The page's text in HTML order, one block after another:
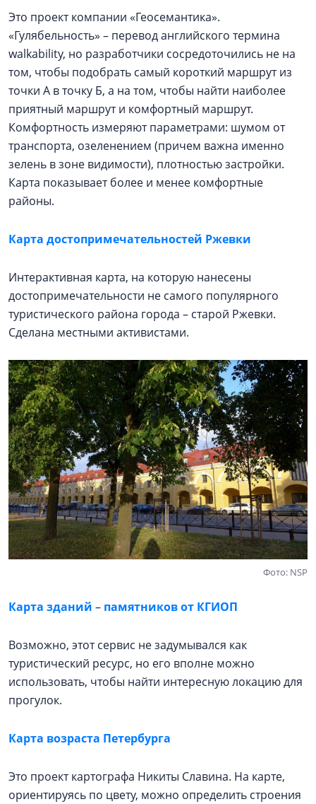
Это проект компании «Геосемантика».
«Гулябельность» – перевод английского термина
walkability, но разработчики сосредоточились не на
том, чтобы подобрать самый короткий маршрут из
точки А в точку Б, а на том, чтобы найти наиболее
приятный маршрут и комфортный маршрут.
Комфортность измеряют параметрами: шумом от
транспорта, озеленением (причем важна именно
зелень в зоне видимости), плотностью застройки.
Карта показывает более и менее комфортные
районы.
Карта достопримечательностей Ржевки
Интерактивная карта, на которую нанесены
достопримечательности не самого популярного
туристического района города – старой Ржевки.
Сделана местными активистами.
Фото: NSP
Карта зданий – памятников от КГИОП
Возможно, этот сервис не задумывался как
туристический ресурс, но его вполне можно
использовать, чтобы найти интересную локацию для
прогулок.
Карта возраста Петербурга
Это проект картографа Никиты Славина. На карте,
ориентируясь по цвету, можно определить строения